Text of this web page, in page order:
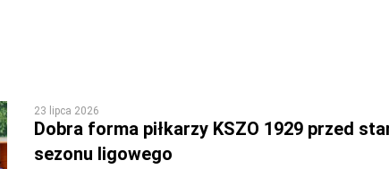
23 lipca 2026
Dobra forma piłkarzy KSZO 1929 przed
sezonu ligowego